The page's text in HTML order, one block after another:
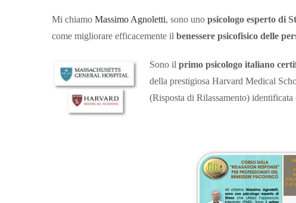
Mi chiamo Massimo Agnoletti, sono uno psicologo esperto di
come migliorare efficacemente il benessere psicofisico delle
Sono il primo psicologo italiano
della prestigiosa Harvard Medical
(Risposta di Rilassamento) identificata